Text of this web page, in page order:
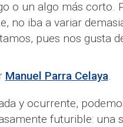
o un algo más corto.
no iba a variar
pues nos gusta
Manuel Parra Celaya.
y ocurrente,
futurible: una